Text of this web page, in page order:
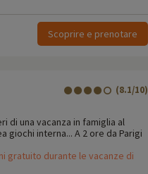
Scoprire e prenotare
(8.1/10)
di una vacanza in famiglia al
giochi interna... A 2 ore da Parigi
gratuito durante le vacanze di